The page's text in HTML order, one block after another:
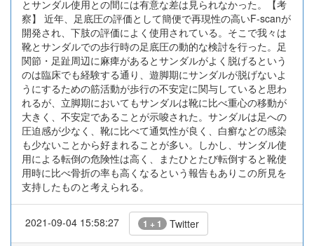
とサンダル使用との間には有意な差は見られなかった。【考
察】 近年、足底圧の評価として簡便で再現性の高いF-scanが
開発され、下肢の評価によく使用されている。そこで我々は
靴とサンダルでの歩行時の足底圧の動的な検討を行った。足
関節・足趾周辺に麻痺があるとサンダルがよく脱げるという
のは臨床でも経験する通り、遊脚期にサンダルが脱げないよ
うにするための筋活動が歩行の不安定に関与していると思わ
れるが、立脚期においてもサンダルは靴に比べ重心の移動が
大きく、不安定であることが示唆された。サンダルは足への
圧迫感が少なく、靴に比べて通気性が良く、白癬などの感染
も少ないことから好まれることが多い。しかし、サンダル使
用による転倒の危険性は高く、またひとたび転倒すると靴使
用時に比べ骨折の率も高くなるという報告もありこの所見を
支持したものと考えられる。
2021-09-04 15:58:27 1 + 1 Twitter